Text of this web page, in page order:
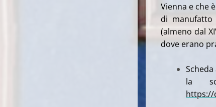
Vienna e che
di
(almeno dal
dove erano
la
https://